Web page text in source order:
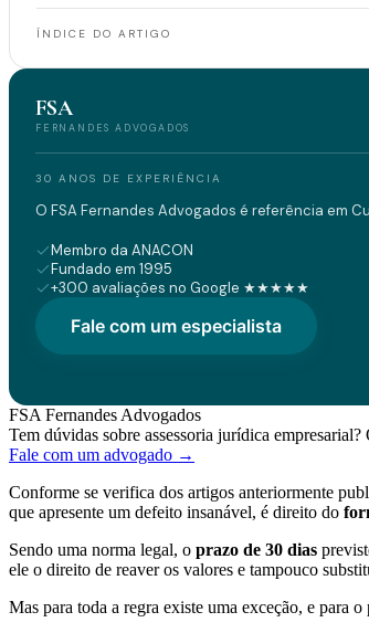
ÍNDICE DO ARTIGO
FSA
FERNANDES ADVOGADOS
30 ANOS DE EXPERIÊNCIA
O FSA Fernandes Advogados é referência em
Membro da ANACON
Fundado em 1995
+300 avaliações no Google ★★★★★
Fale com um especialista
FSA Fernandes Advogados
Tem dúvidas sobre assessoria jurídica
Fale com um advogado →
Conforme se verifica dos artigos anteriormente
que apresente um defeito insanável, é direito do
Sendo uma norma legal, o prazo de 30 dias
ele o direito de reaver os valores e tampouco
Mas para toda a regra existe uma exceção, e para o